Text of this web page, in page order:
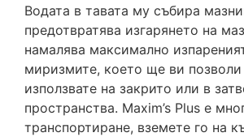
Водата в тавата му събира
предотвратява изгарянето на
намалява максимално
миризмите, което ще ви позволи
използвате на закрито или в
пространства. Maxim’s Plus е
транспортиране, вземете го на